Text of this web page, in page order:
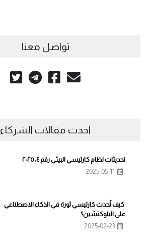
تواصل معنا
احدث مقالات الشركاء
تحديثات نظام كارتيسي البيئي رقم ٤، ٢٠٢٥
2025-05-11
كيف تُحدث كارتيسي ثورة في الذكاء الاصطناعي
على البلوكتشين؟
2025-02-23